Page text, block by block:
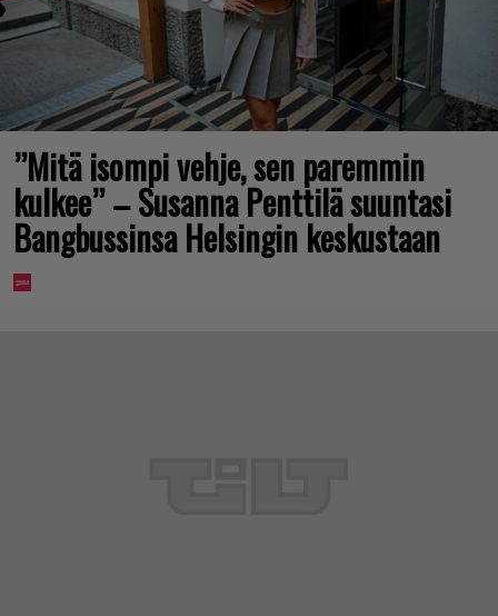
”Mitä isompi vehje, sen paremmin
kulkee” – Susanna Penttilä suuntasi
Bangbussinsa Helsingin keskustaan